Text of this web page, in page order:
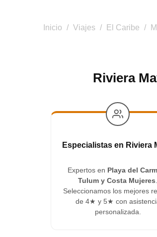
Inicio / Viajes / El Caribe /
Riviera
Especialistas en Riviera
Expertos en Playa del
Tulum y Costa Mujeres
Seleccionamos los mejores
de 4★ y 5★ con
personalizada.